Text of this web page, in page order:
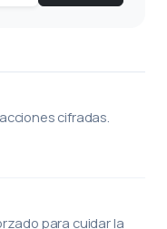
cifradas.
para cuidar la